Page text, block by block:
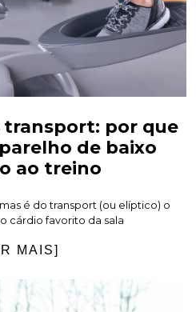
transport: por que
de baixo
ao treino
é do transport (ou elíptico) o
cárdio favorito da sala
MAIS]